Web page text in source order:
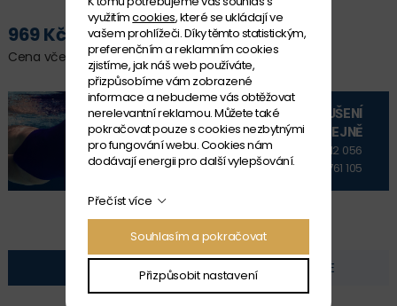
969 Kč
Cena včetně DPH
PŘIDAT DO KOŠÍKU
VYZKOUŠENÍ
NA PRODEJNĚ
+420 606 912 056
+420 606 761 105
FOTOGALERIE
využitímcookies, které se ukládají ve
vašem prohlížeči. Díky těmto statistickým,
preferenčním a reklamním cookies
zjistíme, jak náš web používáte,
přizpůsobíme vám zobrazené
informace a nebudeme vás obtěžovat
nerelevantní reklamou. Můžete také
pokračovat pouze s cookies nezbytnými
pro fungování webu. Cookies nám
dodávají energii pro další vylepšování.
Přečíst více
Souhlasím a pokračovat
Přizpůsobit nastavení